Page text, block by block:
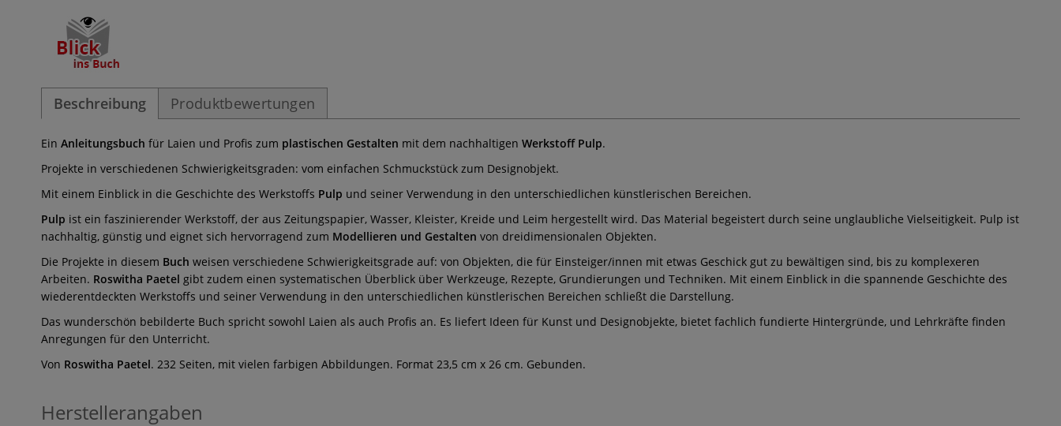
Beschreibung Produktbewertungen
Ein Anleitungsbuch für Laien und Profis zum plastischen Gestalten mit dem nachhaltigen Werkstoff Pulp.
Projekte in verschiedenen Schwierigkeitsgraden: vom einfachen Schmuckstück zum Designobjekt.
Mit einem Einblick in die Geschichte des Werkstoffs Pulp und seiner Verwendung in den unterschiedlichen künstlerischen Bereichen.
Pulp ist ein faszinierender Werkstoff, der aus Zeitungspapier, Wasser, Kleister, Kreide und Leim hergestellt wird. Das Material begeistert durch seine unglaubliche Vielseitigkeit. Pulp ist
nachhaltig, günstig und eignet sich hervorragend zum Modellieren und Gestalten von dreidimensionalen Objekten.
Die Projekte in diesem Buch weisen verschiedene Schwierigkeitsgrade auf: von Objekten, die für Einsteiger/innen mit etwas Geschick gut zu bewältigen sind, bis zu komplexeren
Arbeiten. Roswitha Paetel gibt zudem einen systematischen Überblick über Werkzeuge, Rezepte, Grundierungen und Techniken. Mit einem Einblick in die spannende Geschichte des
wiederentdeckten Werkstoffs und seiner Verwendung in den unterschiedlichen künstlerischen Bereichen schließt die Darstellung.
Das wunderschön bebilderte Buch spricht sowohl Laien als auch Profis an. Es liefert Ideen für Kunst und Designobjekte, bietet fachlich fundierte Hintergründe, und Lehrkräfte finden
Anregungen für den Unterricht.
Von Roswitha Paetel. 232 Seiten, mit vielen farbigen Abbildungen. Format 23,5 cm x 26 cm. Gebunden.
Herstellerangaben